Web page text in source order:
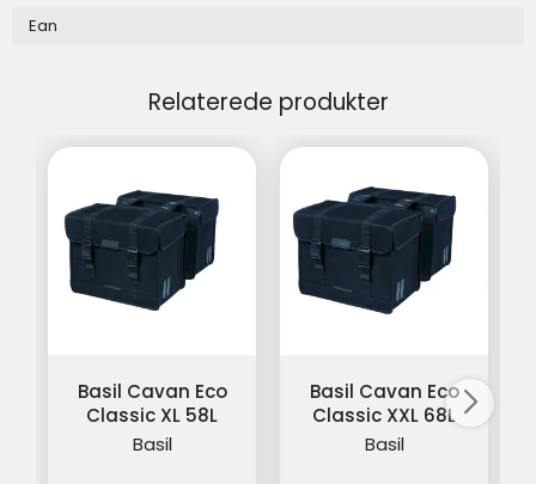
Ean
Relaterede produkter
Basil Cavan Eco
Classic XL 58L
Basil
Basil Cavan Eco
Classic XXL 68L
Basil